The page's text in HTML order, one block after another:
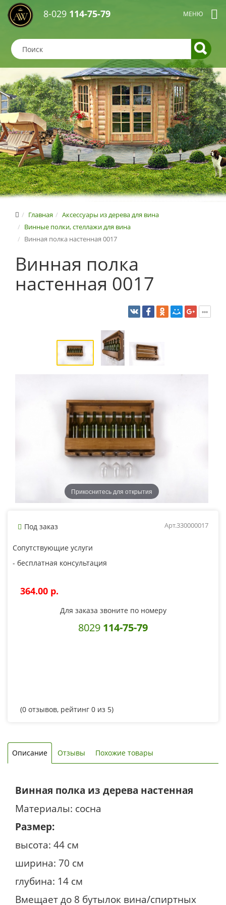
8-029 114-75-79
Главная
Аксессуары из дерева для вина
Винные полки, стеллажи для вина
Винная полка настенная 0017
Винная полка
настенная 0017
Прикоснитесь для открытия
Под заказ Арт.330000017
Сопутствующие услуги
- бесплатная консультация
364.00 p.
Для заказа звоните по номеру
8029 114-75-79
(0 отзывов, рейтинг 0 из 5)
Описание Отзывы Похожие товары
Винная полка из дерева настенная
Материалы: сосна
Размер:
высота: 44 см
ширина: 70 см
глубина: 14 см
Вмещает до 8 бутылок вина/спиртных